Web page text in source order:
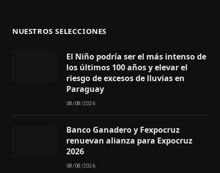
NUESTROS SELECCIONES
El Niño podría ser el más intenso de
los últimos 100 años y elevar el
riesgo de excesos de lluvias en
Paraguay
08/08/2026
Banco Ganadero y Fexpocruz
renuevan alianza para Expocruz
2026
08/08/2026